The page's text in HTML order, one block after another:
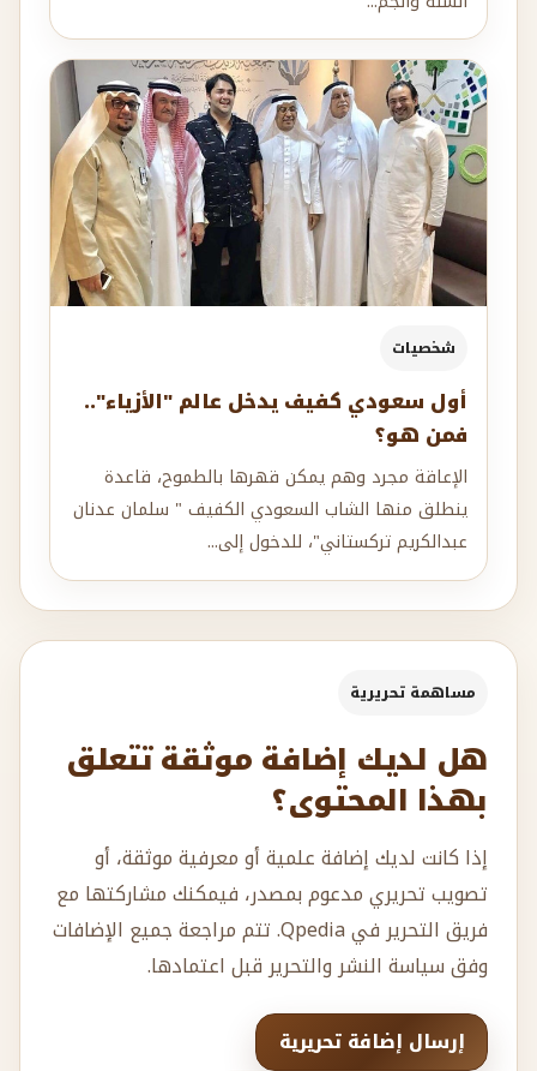
شخصيات
أول سعودي كفيف يدخل عالم "الأزياء"..
فمن هو؟
الإعاقة مجرد وهم يمكن قهرها بالطموح، قاعدة
ينطلق منها الشاب السعودي الكفيف " سلمان عدنان
عبدالكريم تركستاني"، للدخول إلى...
مساهمة تحريرية
هل لديك إضافة موثقة تتعلق
بهذا المحتوى؟
إذا كانت لديك إضافة علمية أو معرفية موثقة، أو
تصويب تحريري مدعوم بمصدر، فيمكنك مشاركتها مع
فريق التحرير في Qpedia. تتم مراجعة جميع الإضافات
وفق سياسة النشر والتحرير قبل اعتمادها.
إرسال إضافة تحريرية